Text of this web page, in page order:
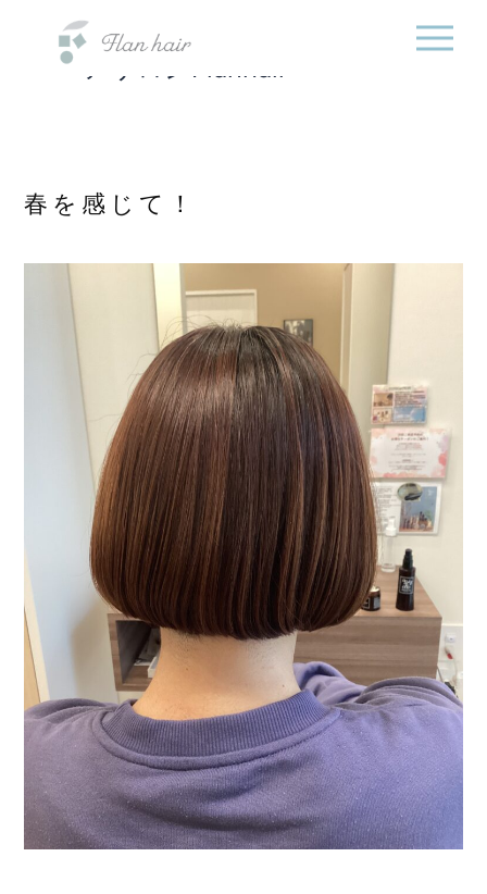
院・半個室オーガニック
ヘアサロンFlanhair
春を感じて！